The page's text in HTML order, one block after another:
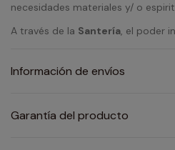
necesidades materiales y/ o
A través de la Santería , el poder
Información de envíos
Garantía del producto